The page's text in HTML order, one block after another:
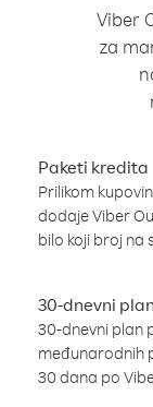
Viber
za
Paketi kredita
Prilikom
dodaje Viber
bilo koji broj na
30-dnevni
30-dnevni plan
međunarodnih
30 dana po